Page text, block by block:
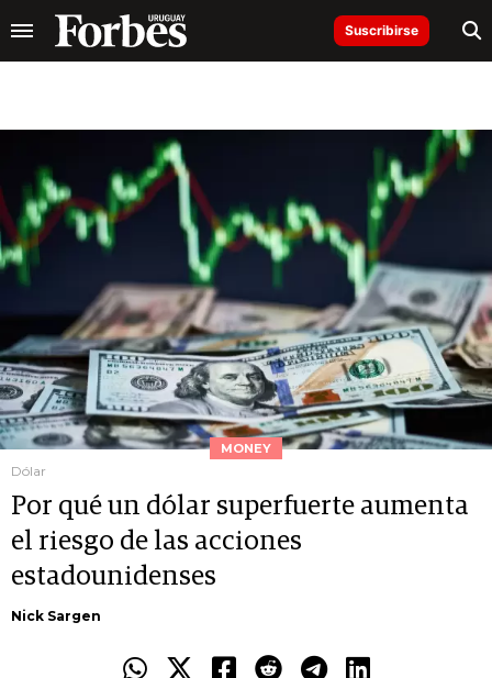
Suscribirse
MONEY
Dólar
Por qué un dólar superfuerte aumenta
el riesgo de las acciones
estadounidenses
Nick Sargen